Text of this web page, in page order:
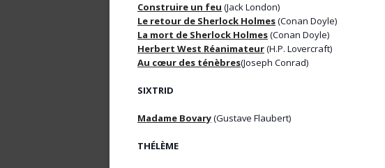
Construire un feu (Jack London)
Le retour de Sherlock Holmes(Conan Doyle)
La mort de Sherlock Holmes(Conan Doyle)
Herbert West Réanimateur(H.P. Lovercraft)
Au cœur des ténèbres(Joseph Conrad)
SIXTRID
Madame Bovary(Gustave Flaubert)
THÉLÈME